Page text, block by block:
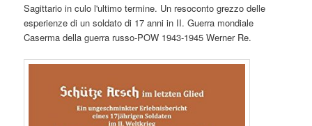
Sagittario in culo l'ultimo termine. Un resoconto grezzo delle
esperienze di un soldato di 17 anni in II. Guerra mondiale
Caserma della guerra russo-POW 1943-1945 Werner Re.